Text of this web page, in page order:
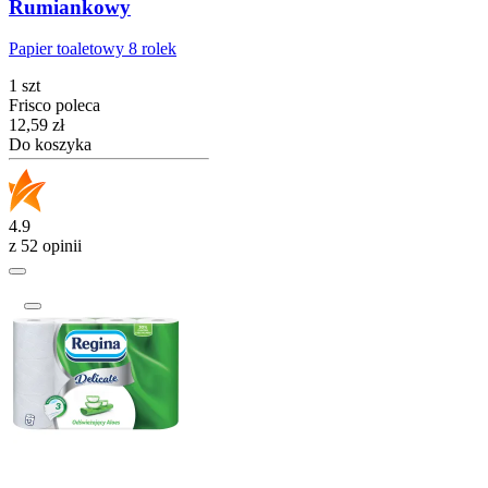
Rumiankowy
Papier toaletowy 8 rolek
1 szt
Frisco poleca
Cena
12,59 zł
Do koszyka
4.9
z 52 opinii